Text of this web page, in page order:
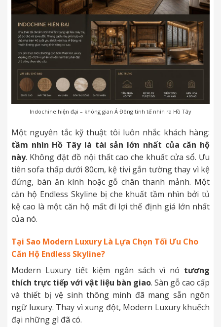
Indochine hiện đại – không gian Á Đông tinh tế nhìn ra Hồ Tây
Một nguyên tắc kỹ thuật tôi luôn nhắc khách hàng:
tầm nhìn Hồ Tây là tài sản lớn nhất của căn hộ
này. Không đặt đồ nội thất cao che khuất cửa sổ. Ưu
tiên sofa thấp dưới 80cm, kệ tivi gắn tường thay vì kệ
đứng, bàn ăn kính hoặc gỗ chân thanh mảnh. Một
căn hộ Endless Skyline bị che khuất tầm nhìn bởi tủ
kệ cao là một căn hộ mất đi lợi thế định giá lớn nhất
của nó.
Tại Sao Modern Luxury Là Lựa Chọn Tối Ưu Cho
Căn Hộ Endless Skyline?
Modern Luxury tiết kiệm ngân sách vì nó tương
thích trực tiếp với vật liệu bàn giao. Sàn gỗ cao cấp
và thiết bị vệ sinh thông minh đã mang sẵn ngôn
ngữ luxury. Thay vì xung đột, Modern Luxury khuếch
đại những gì đã có.